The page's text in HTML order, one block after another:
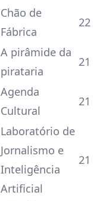
Chão de
Fábrica
22
A pirâmide da
pirataria
21
Agenda
Cultural
21
Laboratório de
Jornalismo e
Inteligência
Artificial
21